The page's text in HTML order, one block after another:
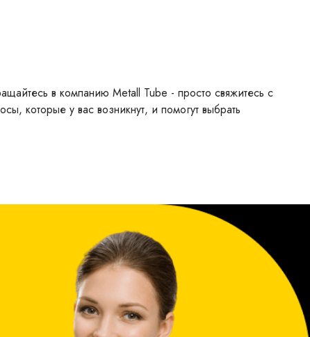
в компанию Metall Tube - просто свяжитесь с
которые у вас возникнут, и помогут выбрать